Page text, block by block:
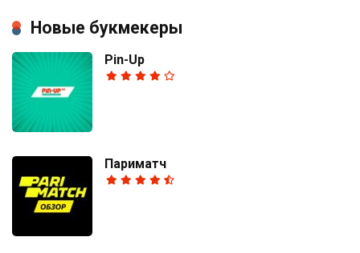
Новые букмекеры
Pin-Up
Париматч